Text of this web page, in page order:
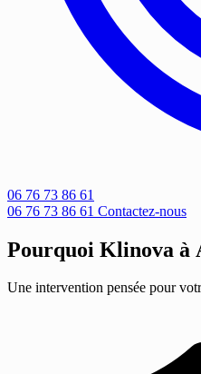
06 76 73 86 61
06 76 73 86 61 Contactez-nous
Pourquoi Klinova à
Une intervention pensée pour